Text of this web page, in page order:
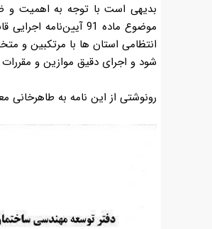
بدیهی است با توجه به اهمیت و
انتظامی استان ها با مرتکبین و
شود و اجرای دقیق موازین و مقررات
رونوشتی از این نامه به